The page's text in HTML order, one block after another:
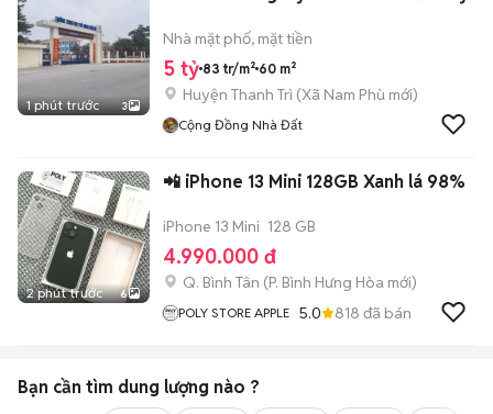
1 phút trước 3
Nhà mặt phố, mặt tiền
5 tỷ 83 tr/m² 60 m²
Huyện Thanh Trì (Xã Nam Phù mới)
Cộng Đồng Nhà Đất
2 phút trước 6
📲 iPhone 13 Mini 128GB Xanh lá 98%
iPhone 13 Mini 128 GB
4.990.000 đ
Q. Bình Tân (P. Bình Hưng Hòa mới)
POLY STORE APPLE 5.0 818 đã bán
Bạn cần tìm dung lượng nào ?